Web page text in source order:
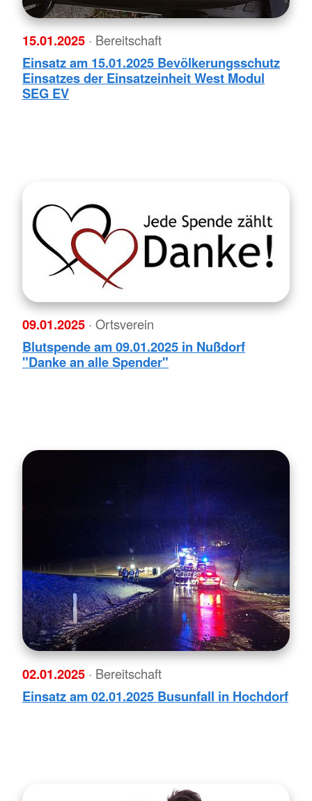
15.01.2025 · Bereitschaft
Einsatz am 15.01.2025 Bevölkerungsschutz
Einsatzes der Einsatzeinheit West Modul
SEG EV
09.01.2025 · Ortsverein
Blutspende am 09.01.2025 in Nußdorf
"Danke an alle Spender"
02.01.2025 · Bereitschaft
Einsatz am 02.01.2025 Busunfall in Hochdorf